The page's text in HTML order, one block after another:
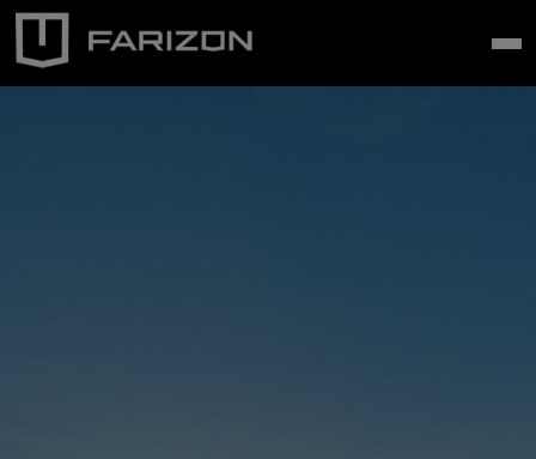
Pular para o conteúdo